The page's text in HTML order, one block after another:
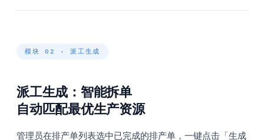
模块 02 · 派工生成
派工生成：智能拆单
自动匹配最优生产资源
管理员在排产单列表选中已完成的排产单，一键点击「生成